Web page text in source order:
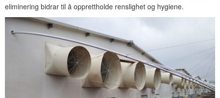
eliminering bidrar til å opprettholde renslighet og hygiene.